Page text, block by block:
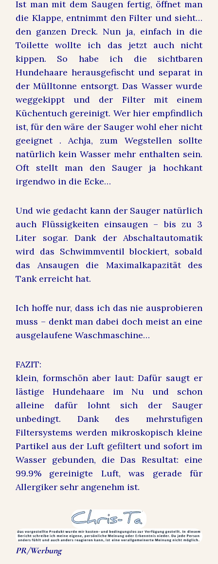
Ist man mit dem Saugen fertig, öffnet man
die Klappe, entnimmt den Filter und sieht…
den ganzen Dreck. Nun ja, einfach in die
Toilette wollte ich das jetzt auch nicht
kippen. So habe ich die sichtbaren
Hundehaare herausgefischt und separat in
der Mülltonne entsorgt. Das Wasser wurde
weggekippt und der Filter mit einem
Küchentuch gereinigt. Wer hier empfindlich
ist, für den wäre der Sauger wohl eher nicht
geeignet . Achja, zum Wegstellen sollte
natürlich kein Wasser mehr enthalten sein.
Oft stellt man den Sauger ja hochkant
irgendwo in die Ecke…
Und wie gedacht kann der Sauger natürlich
auch Flüssigkeiten einsaugen – bis zu 3
Liter sogar. Dank der Abschaltautomatik
wird das Schwimmventil blockiert, sobald
das Ansaugen die Maximalkapazität des
Tank erreicht hat.
Ich hoffe nur, dass ich das nie ausprobieren
muss – denkt man dabei doch meist an eine
ausgelaufene Waschmaschine…
FAZIT:
klein, formschön aber laut: Dafür saugt er
lästige Hundehaare im Nu und schon
alleine dafür lohnt sich der Sauger
unbedingt. Dank des mehrstufigen
Filtersystems werden mikroskopisch kleine
Partikel aus der Luft gefiltert und sofort im
Wasser gebunden, die Das Resultat: eine
99.9% gereinigte Luft, was gerade für
Allergiker sehr angenehm ist.
PR/Werbung